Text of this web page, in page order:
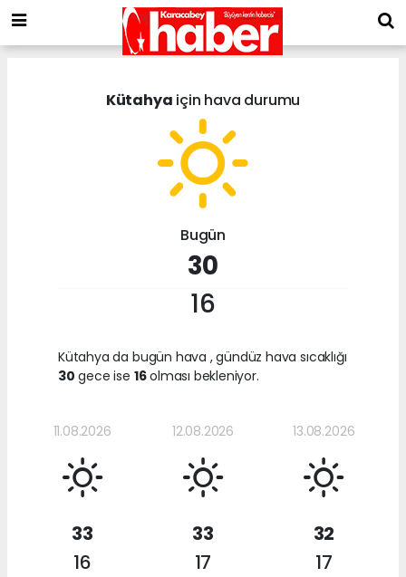
Kütahya için hava durumu
Bugün
30
16
Kütahya da bugün hava , gündüz hava sıcaklığı
30 gece ise 16olması bekleniyor.
11.08.2026
33
16
12.08.2026
33
17
13.08.2026
32
17